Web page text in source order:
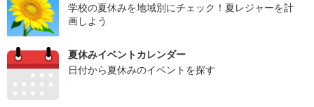
学校の夏休みを地域別にチェック！夏レジャーを計
画しよう
夏休みイベントカレンダー
日付から夏休みのイベントを探す